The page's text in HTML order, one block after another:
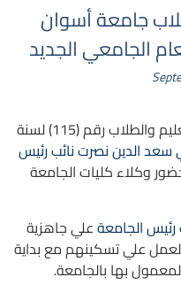
جامعة أسوان
الجامعي الجديد
إنعقد يوم الأربعاء مجلس شئون التعليم والطلاب رقم (115) لسنة
سعد الدين نصرت نائب رئيس
وكلاء كليات الجامعة
الجامعةعلي جاهزية
علي تسكينهم مع بداية
بها بالجامعة.